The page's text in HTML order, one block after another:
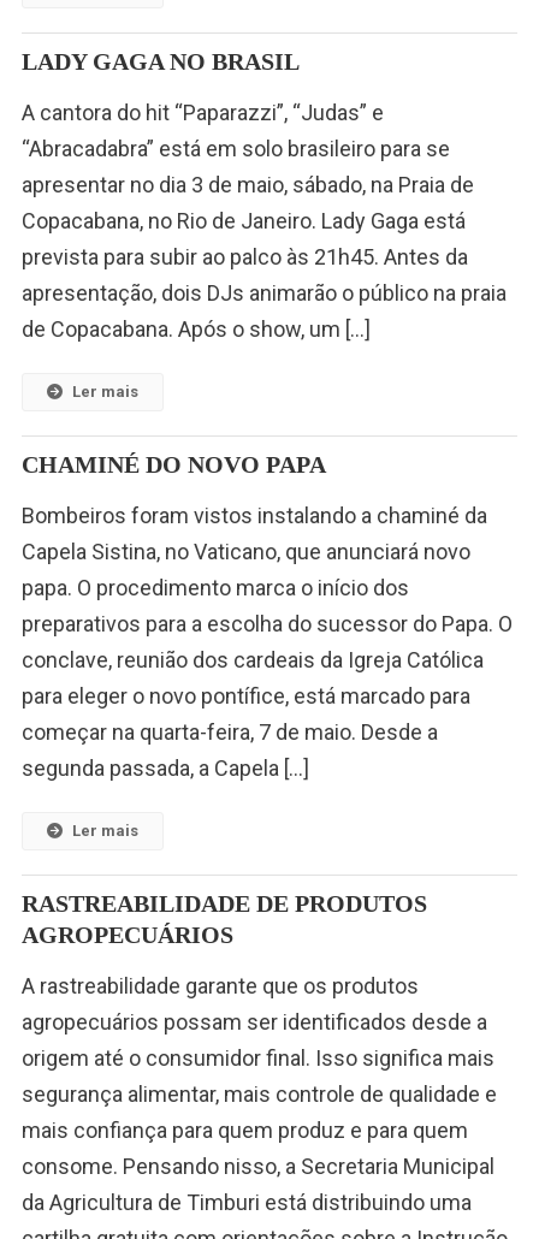
LADY GAGA NO BRASIL
A cantora do hit “Paparazzi”, “Judas” e
“Abracadabra” está em solo brasileiro para se
apresentar no dia 3 de maio, sábado, na Praia de
Copacabana, no Rio de Janeiro. Lady Gaga está
prevista para subir ao palco às 21h45. Antes da
apresentação, dois DJs animarão o público na praia
de Copacabana. Após o show, um […]
Ler mais
CHAMINÉ DO NOVO PAPA
Bombeiros foram vistos instalando a chaminé da
Capela Sistina, no Vaticano, que anunciará novo
papa. O procedimento marca o início dos
preparativos para a escolha do sucessor do Papa. O
conclave, reunião dos cardeais da Igreja Católica
para eleger o novo pontífice, está marcado para
começar na quarta-feira, 7 de maio. Desde a
segunda passada, a Capela […]
Ler mais
RASTREABILIDADE DE PRODUTOS
AGROPECUÁRIOS
A rastreabilidade garante que os produtos
agropecuários possam ser identificados desde a
origem até o consumidor final. Isso significa mais
segurança alimentar, mais controle de qualidade e
mais confiança para quem produz e para quem
consome. Pensando nisso, a Secretaria Municipal
da Agricultura de Timburi está distribuindo uma